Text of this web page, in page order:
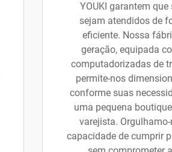
YOUKI garantem
sejam atendidos de
eficiente. Nossa
geração, equipada
computadorizadas de
permite-nos
conforme suas
uma pequena
varejista.
capacidade de cumprir